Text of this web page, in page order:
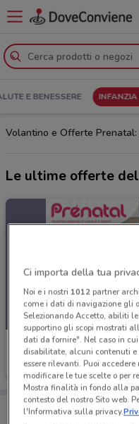
E BENESSERE INFANZIA
Volantino e Offerte
Le ultime offerte
Prenatal
Scade il 17/08
Porta
Ci importa della tua
Noi e i nostri 1012partner
come i dati di navigazione gli
Selezionando Accetto, abiliti
supportino gli scopi mostrati
dati da fornire". Nel caso in
disabilitate, alcuni contenuti e
essere rilevanti. Puoi
modificare le tue scelte o per
Mostra finalità in fondo alla
contesto del nostro Sito web.
l'Informativa sulla privacy.